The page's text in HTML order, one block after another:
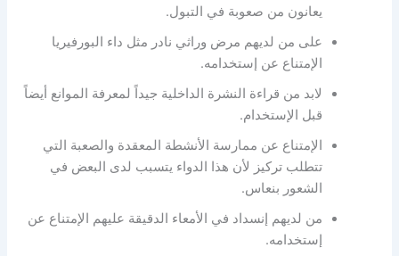
يعانون من صعوبة في التبول.
على من لديهم مرض وراثي نادر مثل داء البورفيريا
الإمتناع عن إستخدامه.
لابد من قراءة النشرة الداخلية جيداً لمعرفة الموانع أيضاً
قبل الإستخدام.
الإمتناع عن ممارسة الأنشطة المعقدة والصعبة التي
تتطلب تركيز لأن هذا الدواء يتسبب لدى البعض في
الشعور بنعاس.
من لديهم إنسداد في الأمعاء الدقيقة عليهم الإمتناع عن
إستخدامه.